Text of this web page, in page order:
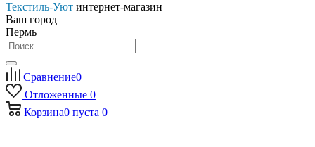
Текстиль-Уют интернет-магазин
Ваш город
Пермь
Сравнение0
Отложенные 0
Корзина0 пуста 0